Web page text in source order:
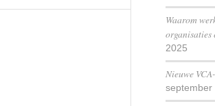
Waarom
organisaties
2025
Nieuwe
september